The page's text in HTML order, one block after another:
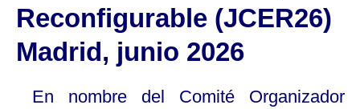
Reconfigurable (JCER26)
Madrid, junio 2026
En nombre del Comité